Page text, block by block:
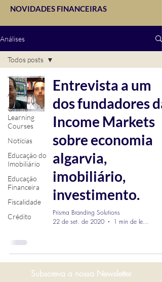
NOVIDADES FINANCEIRAS
Análises
Todos posts
Análises
Online
Learning
Courses
Notícias
Educação do
Imobiliário
Educação
Financeira
Fiscalidade
Crédito
Todos posts
Entrevista a um
dos fundadores da
Income Markets
sobre economia
algarvia,
imobiliário,
investimento.
Prisma Branding Solutions
22 de set. de 2020
1 min de leitura
Subscreva a nossa Newsletter